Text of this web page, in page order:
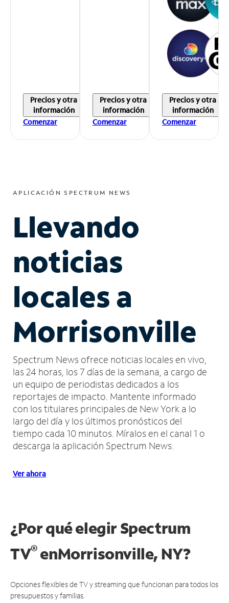
Precios y otra
información
Comenzar
Precios y otra
información
Comenzar
Precios y otra
información
Comenzar
APLICACIÓN SPECTRUM NEWS
Llevando
noticias
locales a
Morrisonville
Spectrum News ofrece noticias locales en vivo,
las 24 horas, los 7 días de la semana, a cargo de
un equipo de periodistas dedicados a los
reportajes de impacto. Mantente informado
con los titulares principales de New York a lo
largo del día y los últimos pronósticos del
tiempo cada 10 minutos. Míralos en el canal 1 o
descarga la aplicación Spectrum News.
Ver ahora
¿Por qué elegir Spectrum
TV®enMorrisonville, NY?
Opciones flexibles de TV y streaming que funcionan para todos los
presupuestos y familias.